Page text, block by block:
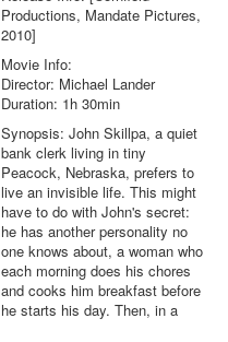
Productions, Mandate Pictures,
2010]
Movie Info:
Director: Michael Lander
Duration: 1h 30min
Synopsis: John Skillpa, a quiet
bank clerk living in tiny
Peacock, Nebraska, prefers to
live an invisible life. This might
have to do with John's secret:
he has another personality no
one knows about, a woman who
each morning does his chores
and cooks him breakfast before
he starts his day. Then, in a